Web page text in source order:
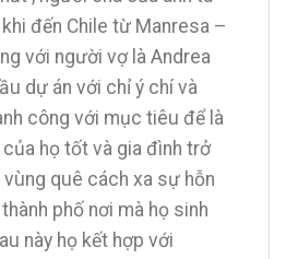
đến Chile từ Manresa –
với người vợ là Andrea
dự án với chỉ ý chí và
công với mục tiêu để là
họ tốt và gia đình trở
vùng quê cách xa sự hỗn
phố nơi mà họ sinh
này họ kết hợp với